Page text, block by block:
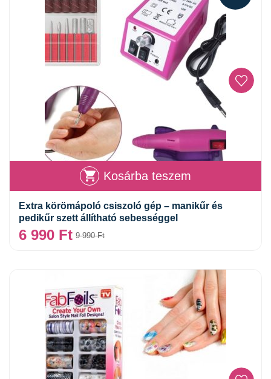
Kosárba teszem
Extra körömápoló csiszoló gép – manikűr és
pedikűr szett állítható sebességgel
9 990Ft
6 990 Ft